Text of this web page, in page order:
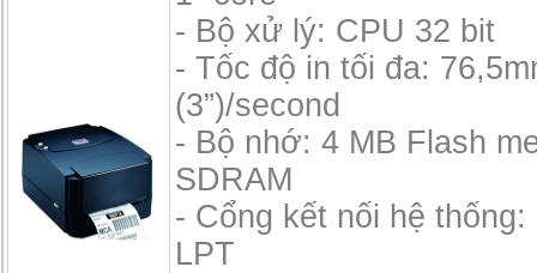
- Bộ xử lý: CPU 32 bit
- Tốc độ in tối đa:
(3”)/second
- Bộ nhớ: 4 MB Flash
SDRAM
- Cổng kết nối hệ thống:
LPT